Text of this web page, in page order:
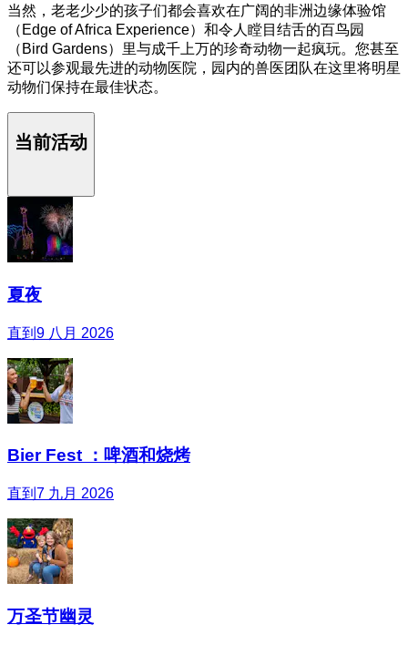
当然，老老少少的孩子们都会喜欢在广阔的非洲边缘体验馆
（Edge of Africa Experience）和令人瞠目结舌的百鸟园
（Bird Gardens）里与成千上万的珍奇动物一起疯玩。您甚至
还可以参观最先进的动物医院，园内的兽医团队在这里将明星
动物们保持在最佳状态。
当前活动
夏夜
直到9 八月 2026
Bier Fest ：啤酒和烧烤
直到7 九月 2026
万圣节幽灵